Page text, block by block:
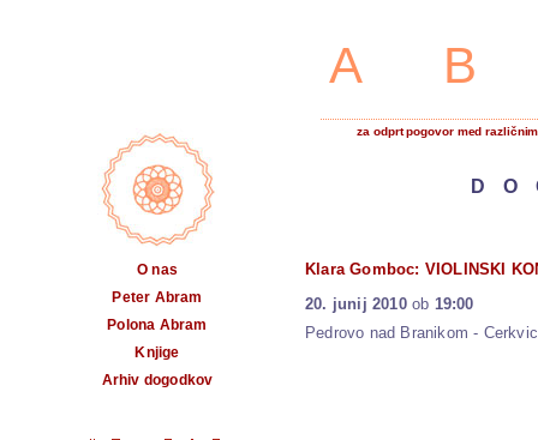
za odprt pogovor med
O nas
Peter Abram
Polona Abram
Knjige
Arhiv dogodkov
Klara Gomboc: VIOLINSKI
20. junij 2010ob 19:00
Pedrovo nad Branikom -